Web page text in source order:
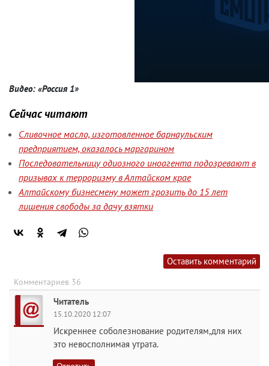
Видео: «Россия 1»
Сейчас читают
Сливочное масло, изготовленное барнаульским
предприятием, оказалось маргарином
Последовательницу одиозного иноагента подозревают в
призывах к терроризму в Алтайском крае
Алтайскому бизнесмену может грозить до 15 лет
лишения свободы за дачу взятки
Оставить комментарий
Комментариев 36
Читатель
15.10.2020 12:07
Искреннее соболезнование родителям,для них
это невосполнимая утрата.